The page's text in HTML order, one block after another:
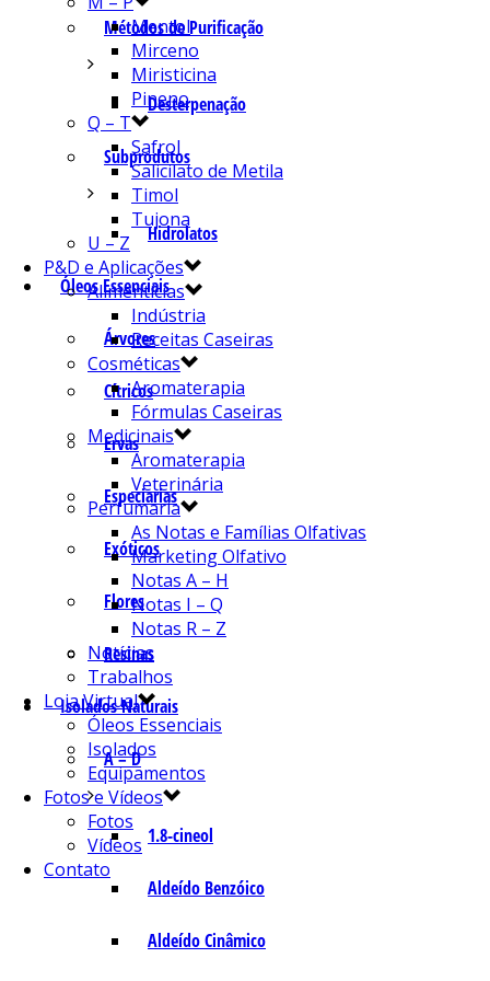
Métodos de Purificação
Desterpenação
Subprodutos
Hidrolatos
Óleos Essenciais
Árvores
Cítricos
Ervas
Especiarias
Exóticos
Flores
Resinas
Isolados Naturais
A – D
1.8-cineol
Aldeído Benzóico
Aldeído Cinâmico
Mentol
Mirceno
Miristicina
Pineno
Q – T
Safrol
Salicilato de Metila
Timol
Tujona
U – Z
P&D e Aplicações
Alimentícias
Indústria
Receitas Caseiras
Cosméticas
Aromaterapia
Fórmulas Caseiras
Medicinais
Aromaterapia
Veterinária
Perfumaria
As Notas e Famílias Olfativas
Marketing Olfativo
Notas A – H
Notas I – Q
Notas R – Z
Notícias
Trabalhos
Loja Virtual
Óleos Essenciais
Isolados
Equipamentos
Fotos e Vídeos
Fotos
Vídeos
Contato